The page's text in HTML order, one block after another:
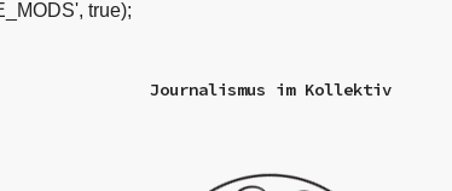
true);
Journalismus im Kollektiv